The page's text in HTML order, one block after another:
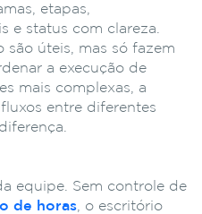
etapas,
e status com clareza.
são úteis, mas só fazem
a execução de
mais complexas, a
entre diferentes
equipe. Sem controle de
de horas , o escritório